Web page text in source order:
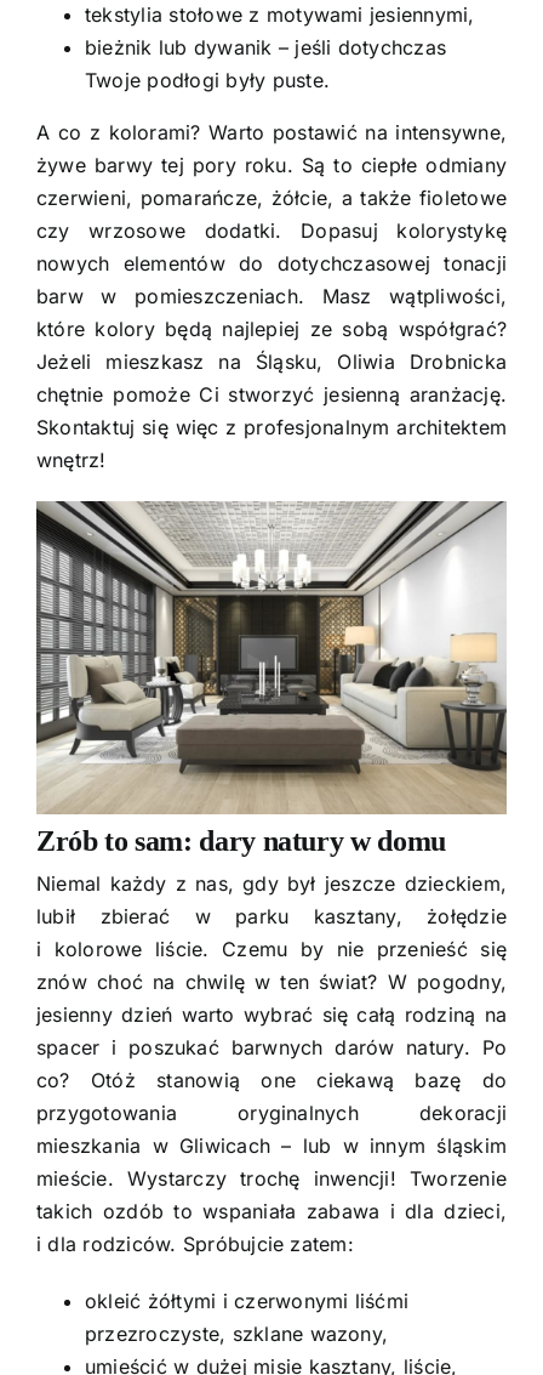
tekstylia stołowe z motywami jesiennymi,
bieżnik lub dywanik – jeśli dotychczas
Twoje podłogi były puste.
A co z kolorami? Warto postawić na intensywne,
żywe barwy tej pory roku. Są to ciepłe odmiany
czerwieni, pomarańcze, żółcie, a także fioletowe
czy wrzosowe dodatki. Dopasuj kolorystykę
nowych elementów do dotychczasowej tonacji
barw w pomieszczeniach. Masz wątpliwości,
które kolory będą najlepiej ze sobą współgrać?
Jeżeli mieszkasz na Śląsku, Oliwia Drobnicka
chętnie pomoże Ci stworzyć jesienną aranżację.
Skontaktuj się więc z profesjonalnymarchitektem
wnętrz!
Zrób to sam: dary natury w domu
Niemal każdy z nas, gdy był jeszcze dzieckiem,
lubił zbierać w parku kasztany, żołędzie
i kolorowe liście. Czemu by nie przenieść się
znów choć na chwilę w ten świat? W pogodny,
jesienny dzień warto wybrać się całą rodziną na
spacer i poszukać barwnych darów natury. Po
co? Otóż stanowią one ciekawą bazę do
przygotowania oryginalnych dekoracji
mieszkania w Gliwicach – lub w innym śląskim
mieście. Wystarczy trochę inwencji! Tworzenie
takich ozdób to wspaniała zabawa i dla dzieci,
i dla rodziców. Spróbujcie zatem:
okleić żółtymi i czerwonymi liśćmi
przezroczyste, szklane wazony,
umieścić w dużej misie kasztany, liście,